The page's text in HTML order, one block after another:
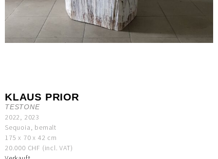
KLAUS PRIOR
TESTONE
2022, 2023
Sequoia, bemalt
175 x 70 x 42 cm
20.000 CHF (incl. VAT)